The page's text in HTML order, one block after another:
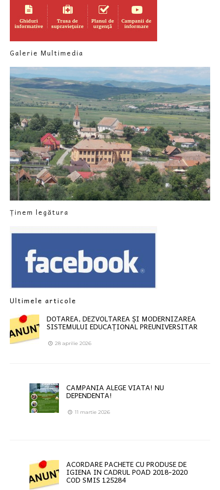
Galerie Multimedia
Ținem legătura
Ultimele articole
DOTAREA, DEZVOLTAREA ȘI MODERNIZAREA
SISTEMULUI EDUCAȚIONAL PREUNIVERSITAR
28 aprilie 2026
CAMPANIA ALEGE VIATA! NU
DEPENDENTA!
11 martie 2026
ACORDARE PACHETE CU PRODUSE DE
IGIENA IN CADRUL POAD 2018-2020
COD SMIS 125284